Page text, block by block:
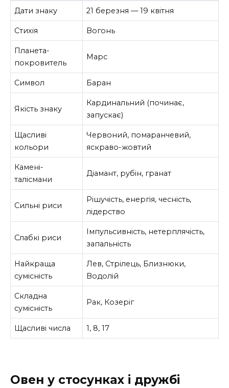
Дати знаку 21 березня — 19 квітня
Стихія Вогонь
Планета-
покровитель
Марс
Символ Баран
Якість знаку
Кардинальний (починає,
запускає)
Щасливі
кольори
Червоний, помаранчевий,
яскраво-жовтий
Камені-
талісмани
Діамант, рубін, гранат
Сильні риси
Рішучість, енергія, чесність,
лідерство
Слабкі риси
Імпульсивність, нетерплячість,
запальність
Найкраща
сумісність
Лев, Стрілець, Близнюки,
Водолій
Складна
сумісність
Рак, Козеріг
Щасливі числа 1, 8, 17
Овен у стосунках і дружбі